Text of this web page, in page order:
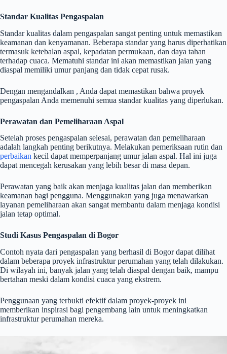
Standar Kualitas Pengaspalan
Standar kualitas dalam pengaspalan sangat penting untuk memastikan
keamanan dan kenyamanan. Beberapa standar yang harus diperhatikan
termasuk ketebalan aspal, kepadatan permukaan, dan daya tahan
terhadap cuaca. Mematuhi standar ini akan memastikan jalan yang
diaspal memiliki umur panjang dan tidak cepat rusak.
Dengan mengandalkan , Anda dapat memastikan bahwa proyek
pengaspalan Anda memenuhi semua standar kualitas yang diperlukan.
Perawatan dan Pemeliharaan Aspal
Setelah proses pengaspalan selesai, perawatan dan pemeliharaan
adalah langkah penting berikutnya. Melakukan pemeriksaan rutin dan
perbaikan kecil dapat memperpanjang umur jalan aspal. Hal ini juga
dapat mencegah kerusakan yang lebih besar di masa depan.
Perawatan yang baik akan menjaga kualitas jalan dan memberikan
keamanan bagi pengguna. Menggunakan yang juga menawarkan
layanan pemeliharaan akan sangat membantu dalam menjaga kondisi
jalan tetap optimal.
Studi Kasus Pengaspalan di Bogor
Contoh nyata dari pengaspalan yang berhasil di Bogor dapat dilihat
dalam beberapa proyek infrastruktur perumahan yang telah dilakukan.
Di wilayah ini, banyak jalan yang telah diaspal dengan baik, mampu
bertahan meski dalam kondisi cuaca yang ekstrem.
Penggunaan yang terbukti efektif dalam proyek-proyek ini
memberikan inspirasi bagi pengembang lain untuk meningkatkan
infrastruktur perumahan mereka.